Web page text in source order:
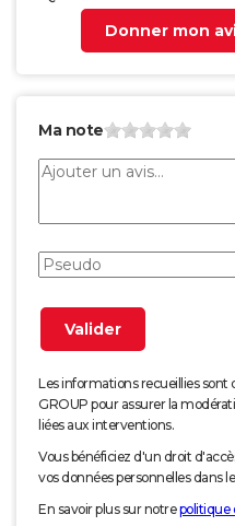
Donner mon
Ma note
Les informations recueillies sont
GROUP pour assurer la
liées aux interventions.
Vous bénéficiez d'un droit
vos données personnelles dans
En savoir plus sur notrepolitique